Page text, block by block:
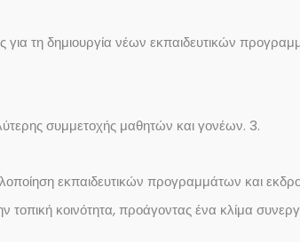
για τη δημιουργία νέων εκπαιδευτικών
συμμετοχής μαθητών και γονέων. 3.
εκπαιδευτικών προγραμμάτων και
τοπική κοινότητα, προάγοντας ένα κλίμα